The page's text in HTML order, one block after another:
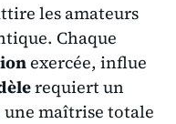
les amateurs
Chaque
exercée, influe
requiert un
maîtrise totale